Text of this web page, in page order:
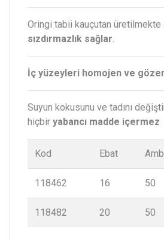
Oringi tabii kauçutan üretilmekte
sızdırmazlık sağlar.
İç yüzeyleri homojen ve
Suyun kokusunu ve tadını
hiçbir yabancı madde içermez
Kod Ebat
118462 16 50
118482 20 50